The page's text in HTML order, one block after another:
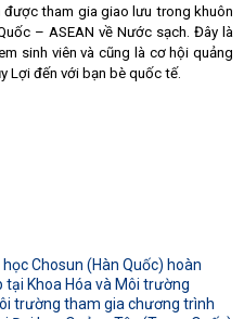
được tham gia giao lưu trong khuôn
– ASEAN về Nước sạch. Đây là
sinh viên và cũng là cơ hội quảng
Lợi đến với bạn bè quốc tế.
Chosun (Hàn Quốc) hoàn
Khoa Hóa và Môi trường
trường tham gia chương trình